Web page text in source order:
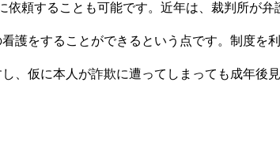
頼することも可能です。近年は、裁判所が
護をすることができるという点です。制度を
仮に本人が詐欺に遭ってしまっても成年後